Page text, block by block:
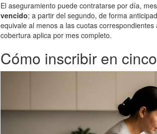
El aseguramiento puede contratarse por día,
vencido; a partir del segundo, de forma
equivale al menos a las cuotas
cobertura aplica por mes completo.
Cómo inscribir en